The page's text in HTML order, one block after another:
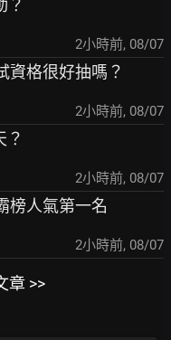
？
2小時前, 08/07
資格很好抽嗎？
2小時前, 08/07
？
2小時前, 08/07
榜人氣第一名
2小時前, 08/07
章 >>